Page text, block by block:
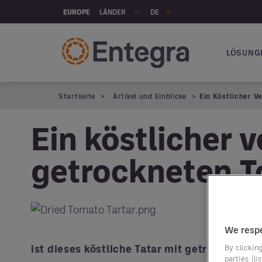
Skip to main content
EUROPE LÄNDER DE
Startseite Artikel und Einblicke Ein Köstlicher
Ein köstlicher
getrockneten
ist dieses köstliche Tatar mit getrockneten
We
By
parties